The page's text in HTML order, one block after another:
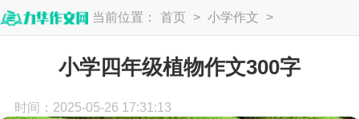
当前位置： 首页 > 小学作文 >
小学四年级植物作文300字
时间：2025-05-26 17:31:13